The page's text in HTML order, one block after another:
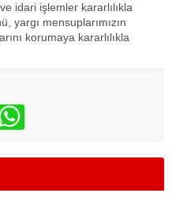
idari işlemler kararlılıkla
yargı mensuplarımızın
korumaya kararlılıkla